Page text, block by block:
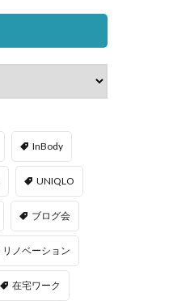
InBody
UNIQLO
ブログ会
リノベーション
在宅ワーク